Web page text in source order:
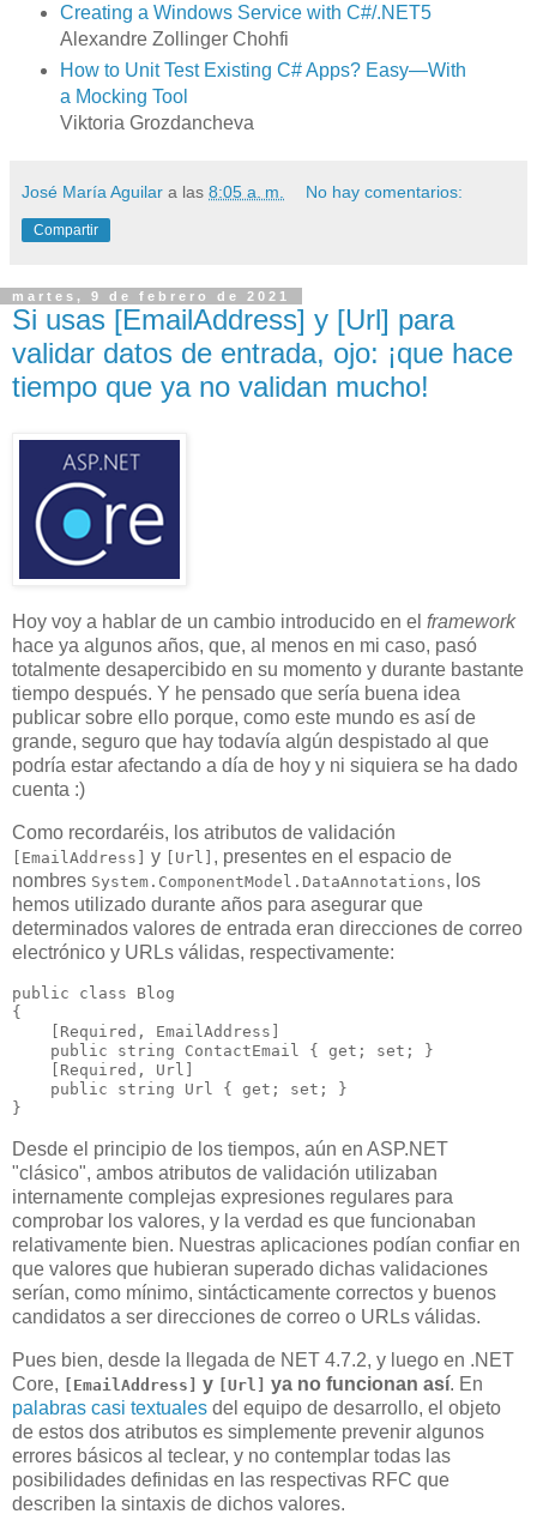
Creating a Windows Service with C#/.NET5
Alexandre Zollinger Chohfi
How to Unit Test Existing C# Apps? Easy—With
a Mocking Tool
Viktoria Grozdancheva
José María Aguilar a las 8:05 a. m. No hay comentarios:
Compartir
martes, 9 de febrero de 2021
Si usas [EmailAddress] y [Url] para
validar datos de entrada, ojo: ¡que hace
tiempo que ya no validan mucho!
Hoy voy a hablar de un cambio introducido en el framework
hace ya algunos años, que, al menos en mi caso, pasó
totalmente desapercibido en su momento y durante bastante
tiempo después. Y he pensado que sería buena idea
publicar sobre ello porque, como este mundo es así de
grande, seguro que hay todavía algún despistado al que
podría estar afectando a día de hoy y ni siquiera se ha dado
cuenta :)
Como recordaréis, los atributos de validación
[EmailAddress] y [Url] , presentes en el espacio de
nombres System.ComponentModel.DataAnnotations, los
hemos utilizado durante años para asegurar que
determinados valores de entrada eran direcciones de correo
electrónico y URLs válidas, respectivamente:
public class Blog
{
    [Required, EmailAddress]
    public string ContactEmail { get; set; }
    [Required, Url]
    public string Url { get; set; }
Desde el principio de los tiempos, aún en ASP.NET
"clásico", ambos atributos de validación utilizaban
internamente complejas expresiones regulares para
comprobar los valores, y la verdad es que funcionaban
relativamente bien. Nuestras aplicaciones podían confiar en
que valores que hubieran superado dichas validaciones
serían, como mínimo, sintácticamente correctos y buenos
candidatos a ser direcciones de correo o URLs válidas.
Pues bien, desde la llegada de NET 4.7.2, y luego en .NET
Core, [EmailAddress] y [Url] ya no funcionan así. En
palabras casi textuales del equipo de desarrollo, el objeto
de estos dos atributos es simplemente prevenir algunos
errores básicos al teclear, y no contemplar todas las
posibilidades definidas en las respectivas RFC que
describen la sintaxis de dichos valores.